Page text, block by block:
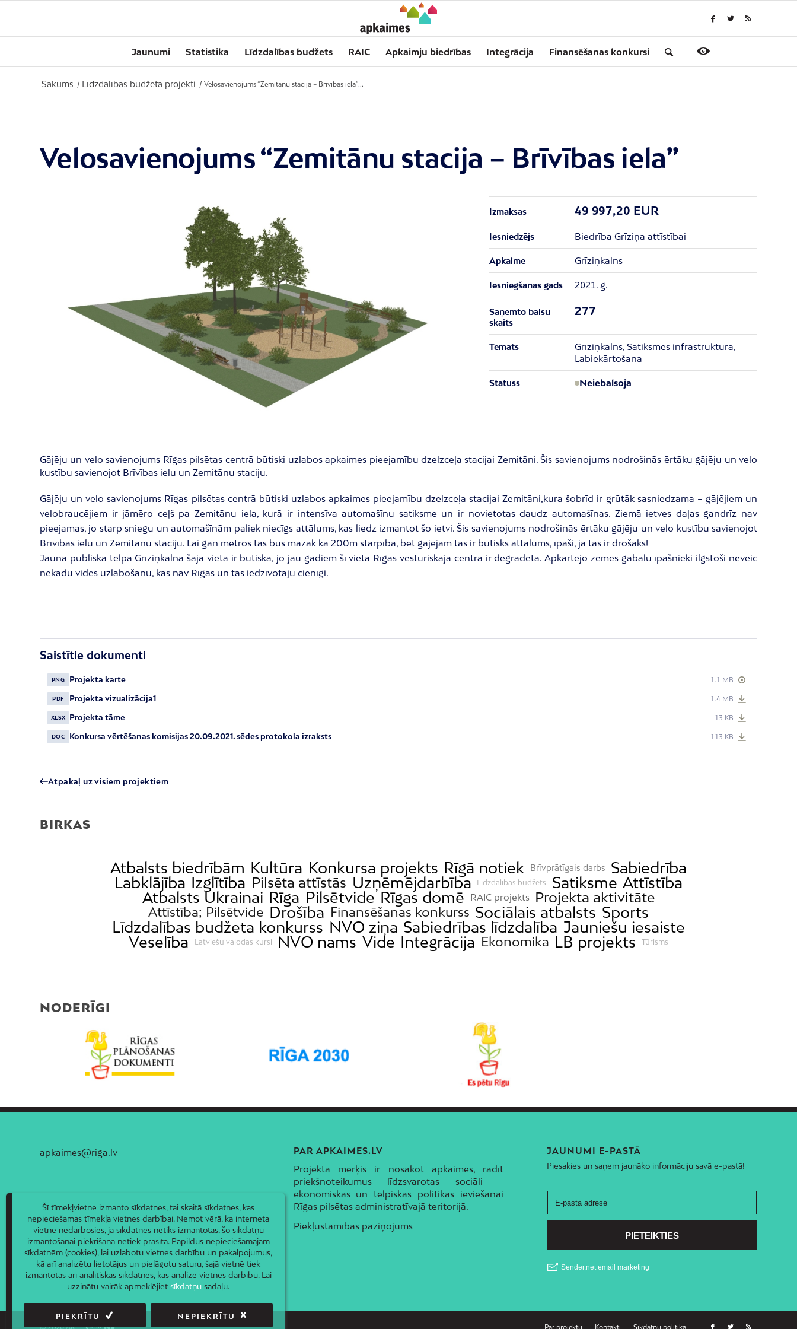
Jaunumi Statistika Līdzdalības budžets RAIC Apkaimju biedrības Integrācija Finansēšanas konkursi
Sākums / Līdzdalības budžeta projekti / Velosavienojums “Zemitānu stacija – Brīvības iela”...
Velosavienojums “Zemitānu stacija – Brīvības iela”
Izmaksas 49 997,20 EUR
Iesniedzējs Biedrība Grīziņa attīstībai
Apkaime Grīziņkalns
Iesniegšanas gads 2021. g.
Saņemto balsu
skaits
277
Temats
Grīziņkalns, Satiksmes infrastruktūra,
Labiekārtošana
Statuss Neiebalsoja
Gājēju un velo savienojums Rīgas pilsētas centrā būtiski uzlabos apkaimes pieejamību dzelzceļa stacijai Zemitāni. Šis savienojums nodrošinās ērtāku gājēju un velo
kustību savienojot Brīvības ielu un Zemitānu staciju.
Gājēju un velo savienojums Rīgas pilsētas centrā būtiski uzlabos apkaimes pieejamību dzelzceļa stacijai Zemitāni,kura šobrīd ir grūtāk sasniedzama – gājējiem un
velobraucējiem ir jāmēro ceļš pa Zemitānu iela, kurā ir intensīva automašīnu satiksme un ir novietotas daudz automašīnas. Ziemā ietves daļas gandrīz nav
pieejamas, jo starp sniegu un automašīnām paliek niecīgs attālums, kas liedz izmantot šo ietvi. Šis savienojums nodrošinās ērtāku gājēju un velo kustību savienojot
Brīvības ielu un Zemitānu staciju. Lai gan metros tas būs mazāk kā 200m starpība, bet gājējam tas ir būtisks attālums, īpaši, ja tas ir drošāks!
Jauna publiska telpa Grīziņkalnā šajā vietā ir būtiska, jo jau gadiem šī vieta Rīgas vēsturiskajā centrā ir degradēta. Apkārtējo zemes gabalu īpašnieki ilgstoši neveic
nekādu vides uzlabošanu, kas nav Rīgas un tās iedzīvotāju cienīgi.
Saistītie dokumenti
PNG Projekta karte 1.1 MB
PDF Projekta vizualizācija1 1.4 MB
XLSX Projekta tāme 13 KB
DOC Konkursa vērtēšanas komisijas 20.09.2021. sēdes protokola izraksts 113 KB
Atpakaļ uz visiem projektiem
BIRKAS
Atbalsts biedrībām Kultūra Konkursa projekts Rīgā notiek Brīvprātīgais darbs
Sabiedrība
Labklājība Izglītība Pilsēta attīstās Uzņēmējdarbība Līdzdalības budžets Satiksme Attīstība
Atbalsts Ukrainai Rīga Pilsētvide Rīgas domē RAIC projekts Projekta aktivitāte
Attīstība; Pilsētvide Drošība Finansēšanas konkurss Sociālais atbalsts Sports
Līdzdalības budžeta konkurss NVO ziņa Sabiedrības līdzdalība Jauniešu iesaiste
Veselība
Latviešu valodas kursi NVO nams Vide Integrācija Ekonomika LB projekts Tūrisms
NODERĪGI
apkaimes@riga.lv PAR APKAIMES.LV
Projekta mērķis ir nosakot apkaimes, radīt
priekšnoteikumus līdzsvarotas sociāli –
ekonomiskās un telpiskās politikas ieviešanai
Rīgas pilsētas administratīvajā teritorijā.
Piekļūstamības paziņojums
JAUNUMI E-PASTĀ
Piesakies un saņem jaunāko informāciju savā e-pastā!
© 2026 AIC Par projektu Kontakti Sīkdatņu politika
Šī tīmekļvietne izmanto sīkdatnes, tai skaitā sīkdatnes, kas
nepieciešamas tīmekļa vietnes darbībai. Ņemot vērā, ka interneta
vietne nedarbosies, ja sīkdatnes netiks izmantotas, šo sīkdatņu
izmantošanai piekrišana netiek prasīta. Papildus nepieciešamajām
sīkdatnēm (cookies), lai uzlabotu vietnes darbību un pakalpojumus,
kā arī analizētu lietotājus un pielāgotu saturu, šajā vietnē tiek
izmantotas arī analītiskās sīkdatnes, kas analizē vietnes darbību. Lai
uzzinātu vairāk apmeklējietsīkdatņu sadaļu.
PIEKRĪTU NEPIEKRĪTU